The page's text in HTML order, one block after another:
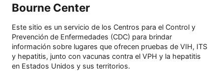
Bourne Center
Este sitio es un servicio de los Centros para el Control y
Prevención de Enfermedades (CDC) para brindar
información sobre lugares que ofrecen pruebas de VIH, ITS
y hepatitis, junto con vacunas contra el VPH y la hepatitis
en Estados Unidos y sus territorios.